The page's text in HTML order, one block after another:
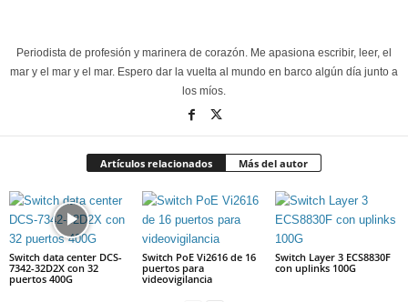
Periodista de profesión y marinera de corazón. Me apasiona escribir, leer, el
mar y el mar y el mar. Espero dar la vuelta al mundo en barco algún día junto a
los míos.
Artículos relacionados Más del autor
Switch data center DCS-
7342-32D2X con 32
puertos 400G
Switch PoE Vi2616 de 16
puertos para
videovigilancia
Switch Layer 3 ECS8830F
con uplinks 100G